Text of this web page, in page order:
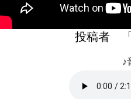
投稿者
♪